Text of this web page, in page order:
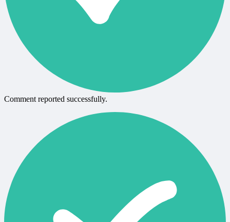
Comment reported successfully.